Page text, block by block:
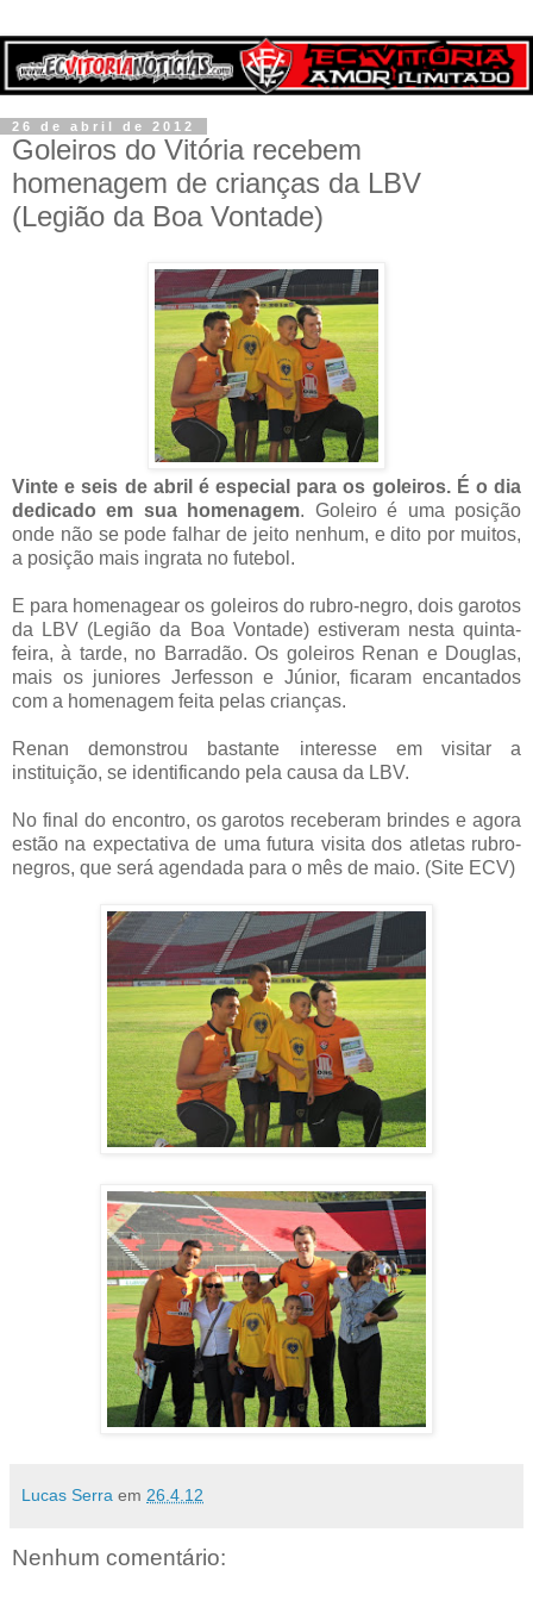
26 de abril de 2012
Goleiros do Vitória recebem
homenagem de crianças da LBV
(Legião da Boa Vontade)
Vinte e seis de abril é especial para os goleiros. É o dia
dedicado em sua homenagem. Goleiro é uma posição
onde não se pode falhar de jeito nenhum, e dito por muitos,
a posição mais ingrata no futebol.
E para homenagear os goleiros do rubro-negro, dois garotos
da LBV (Legião da Boa Vontade) estiveram nesta quinta-
feira, à tarde, no Barradão. Os goleiros Renan e Douglas,
mais os juniores Jerfesson e Júnior, ficaram encantados
com a homenagem feita pelas crianças.
Renan demonstrou bastante interesse em visitar a
instituição, se identificando pela causa da LBV.
No final do encontro, os garotos receberam brindes e agora
estão na expectativa de uma futura visita dos atletas rubro-
negros, que será agendada para o mês de maio. (Site ECV)
Lucas Serra em 26.4.12
Nenhum comentário: